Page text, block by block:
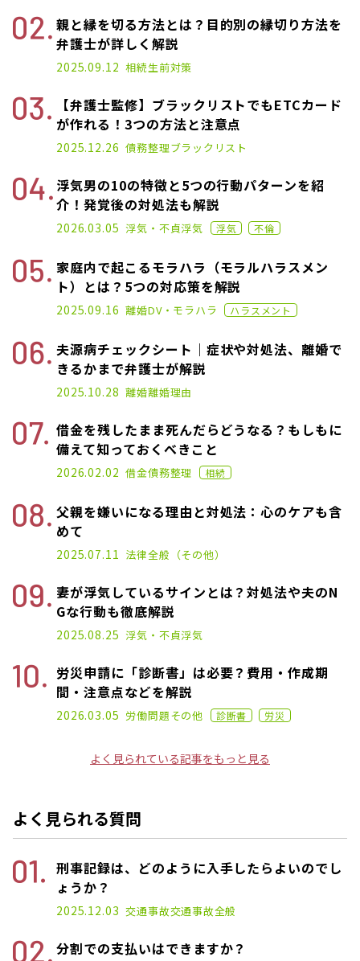
親と縁を切る方法とは？目的別の縁切り方法を
弁護士が詳しく解説
2025.03.10
2025.09.12 相続生前対策
【弁護士監修】ブラックリストでもETCカード
が作れる！3つの方法と注意点
2021.01.14
2025.12.26 債務整理ブラックリスト
浮気男の10の特徴と5つの行動パターンを紹
介！発覚後の対処法も解説
2022.12.07
2026.03.05 浮気・不貞浮気 浮気 不倫
家庭内で起こるモラハラ（モラルハラスメン
ト）とは？5つの対応策を解説
2020.11.02
2025.09.16 離婚DV・モラハラ ハラスメント
夫源病チェックシート｜症状や対処法、離婚で
きるかまで弁護士が解説
2025.01.17
2025.10.28 離婚離婚理由
借金を残したまま死んだらどうなる？もしもに
備えて知っておくべきこと
2021.02.26
2026.02.02 借金債務整理 相続
父親を嫌いになる理由と対処法：心のケアも含
めて
2025.02.19
2025.07.11 法律全般（その他）
妻が浮気しているサインとは？対処法や夫のN
Gな行動も徹底解説
2025.01.17
2025.08.25 浮気・不貞浮気
労災申請に「診断書」は必要？費用・作成期
間・注意点などを解説
2024.11.22
2026.03.05 労働問題その他 診断書 労災
よく見られている記事をもっと見る
よく見られる質問
刑事記録は、どのように入手したらよいのでし
ょうか？
2025.12.03 交通事故交通事故全般
分割での支払いはできますか？